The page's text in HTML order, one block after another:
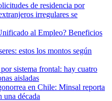
de residencia por
irregulares se
al Empleo? Beneficios
estos los montos según
sistema frontal: hay cuatro
aisladas
en Chile: Minsal reporta
una década